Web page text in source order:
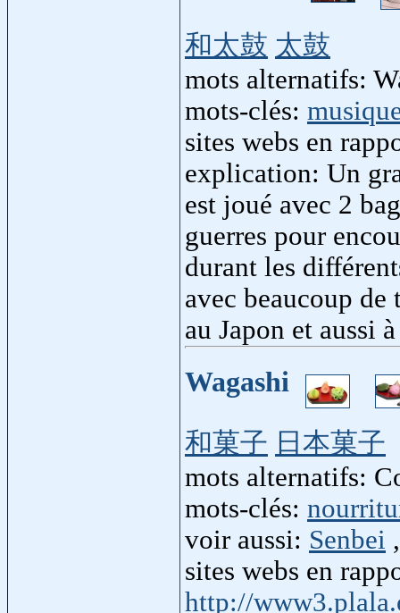
和太鼓 太鼓
mots alternatifs:
mots-clés:
sites webs en
explication: Un
est joué avec 2
guerres pour
durant les
avec beaucoup
au Japon et aussi
Wagashi
和菓子 日本菓子
mots alternatifs:
mots-clés:
voir aussi: Senbei
sites webs en
http://